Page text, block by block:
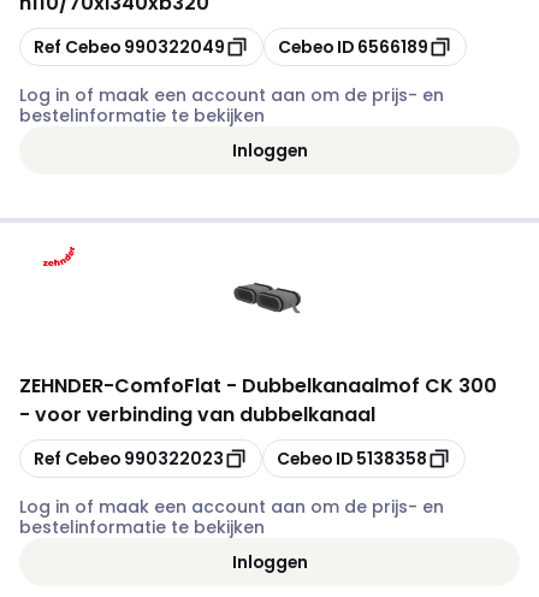
Kopiëren
Ref Cebeo 990322049 Kopiëren
Cebeo ID 6566189
Log in of maak een account aan om de prijs- en
bestelinformatie te bekijken
Inloggen
ZEHNDER-ComfoFlat - Dubbelkanaalmof CK 300
- voor verbinding van dubbelkanaal
Kopiëren
Ref Cebeo 990322023 Kopiëren
Cebeo ID 5138358
Log in of maak een account aan om de prijs- en
bestelinformatie te bekijken
Inloggen